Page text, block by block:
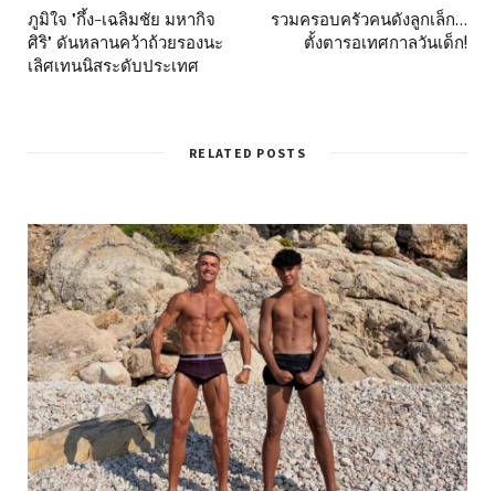
ภูมิใจ "กึ้ง-เฉลิมชัย มหากิจ
ศิริ" ดันหลานคว้าถ้วยรองนะ
เลิศเทนนิสระดับประเทศ
รวมครอบครัวคนดังลูกเล็ก…
ตั้งตารอเทศกาลวันเด็ก!
RELATED POSTS